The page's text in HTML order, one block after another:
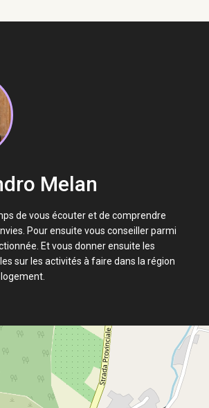
Melan
de vous écouter et de comprendre
Pour ensuite vous conseiller parmi
Et vous donner ensuite les
sur les activités à faire dans la région